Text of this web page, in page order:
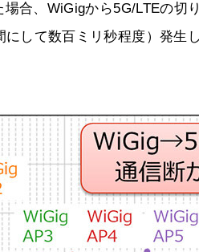
合、WiGigから5G/LTEの切
して数百ミリ秒程度）発生